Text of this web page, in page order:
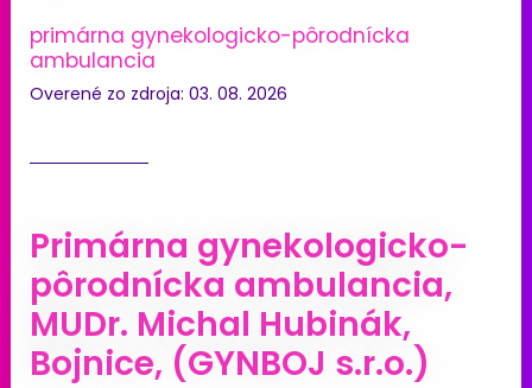
primárna gynekologicko-pôrodnícka
ambulancia
Overené zo zdroja: 03. 08. 2026
Primárna gynekologicko-
pôrodnícka ambulancia,
MUDr. Michal Hubinák,
Bojnice, (GYNBOJ s.r.o.)